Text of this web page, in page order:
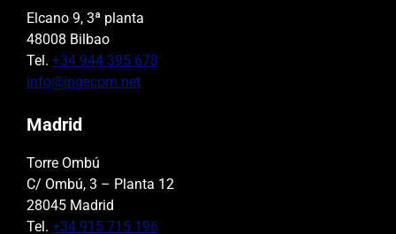
Elcano 9, 3ª planta
48008 Bilbao
Tel. +34 944 395 678
info@ingecom.net
Madrid
Torre Ombú
C/ Ombú, 3 – Planta 12
28045 Madrid
Tel. +34 915 715 196